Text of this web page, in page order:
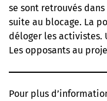
se sont retrouvés
suite au blocage. La
déloger les activistes.
Les opposants au
Pour plus